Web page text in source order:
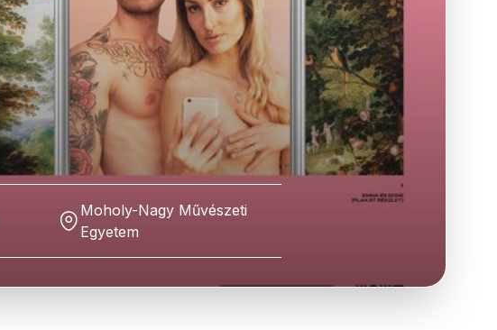
Moholy-Nagy Művészeti
Egyetem